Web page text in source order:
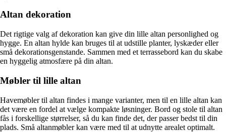
Altan dekoration
Det rigtige valg af dekoration kan give din lille altan personlighed og
hygge. En altan hylde kan bruges til at udstille planter, lyskæder eller
små dekorationsgenstande. Sammen med et terrassebord kan du skabe
en hyggelig atmosfære på din altan.
Møbler til lille altan
Havemøbler til altan findes i mange varianter, men til en lille altan kan
det være en fordel at vælge kompakte løsninger. Bord og stole til altan
fås i forskellige størrelser, så du kan finde det, der passer bedst til din
plads. Små altanmøbler kan være med til at udnytte arealet optimalt.